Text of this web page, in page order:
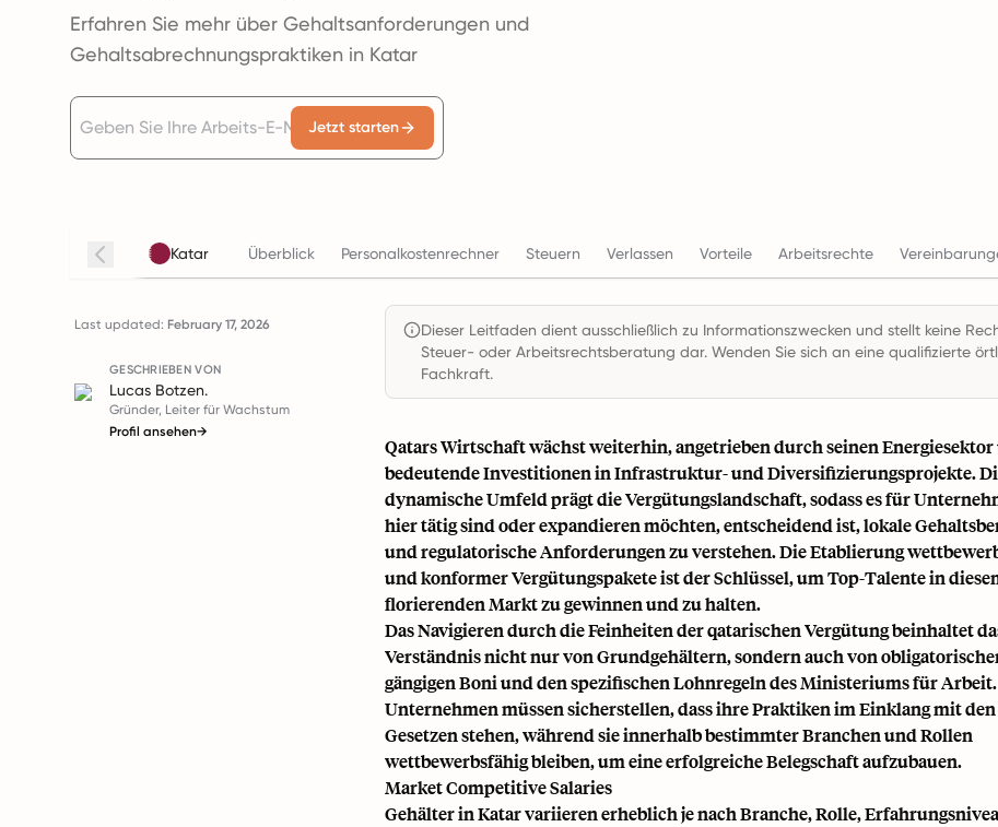
Erfahren Sie mehr über Gehaltsanforderungen und
Gehaltsabrechnungspraktiken in Katar
Jetzt starten
Katar Überblick Personalkostenrechner Steuern Verlassen Vorteile Arbeitsrechte
Last updated: February 17, 2026
GESCHRIEBEN VON
Lucas Botzen.
Gründer, Leiter für Wachstum
Profil ansehen→
Dieser Leitfaden dient ausschließlich zu Informationszwecken und stellt keine
Steuer- oder Arbeitsrechtsberatung dar. Wenden Sie sich an eine qualifizierte
Fachkraft.
Qatars Wirtschaft wächst weiterhin, angetrieben durch seinen Energiesektor
bedeutende Investitionen in Infrastruktur- und Diversifizierungsprojekte.
dynamische Umfeld prägt die Vergütungslandschaft, sodass es für
hier tätig sind oder expandieren möchten, entscheidend ist, lokale
und regulatorische Anforderungen zu verstehen. Die Etablierung
und konformer Vergütungspakete ist der Schlüssel, um Top-Talente in
florierenden Markt zu gewinnen und zu halten.
Das Navigieren durch die Feinheiten der qatarischen Vergütung beinhaltet
Verständnis nicht nur von Grundgehältern, sondern auch von
gängigen Boni und den spezifischen Lohnregeln des Ministeriums für Arbeit.
Unternehmen müssen sicherstellen, dass ihre Praktiken im Einklang mit
Gesetzen stehen, während sie innerhalb bestimmter Branchen und Rollen
wettbewerbsfähig bleiben, um eine erfolgreiche Belegschaft aufzubauen.
Market Competitive Salaries
Gehälter in Katar variieren erheblich je nach Branche, Rolle,